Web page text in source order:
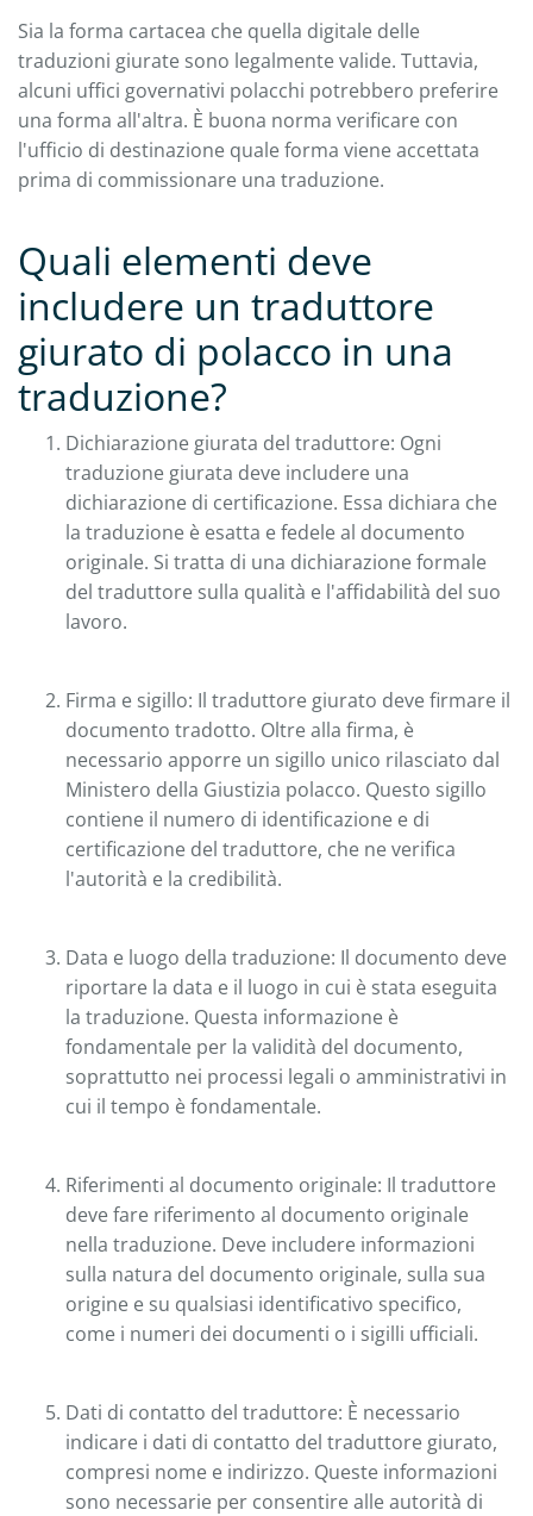
Sia la forma cartacea che quella digitale delle
traduzioni giurate sono legalmente valide. Tuttavia,
alcuni uffici governativi polacchi potrebbero preferire
una forma all'altra. È buona norma verificare con
l'ufficio di destinazione quale forma viene accettata
prima di commissionare una traduzione.
Quali elementi deve
includere un traduttore
giurato di polacco in una
traduzione?
Dichiarazione giurata del traduttore: Ogni
traduzione giurata deve includere una
dichiarazione di certificazione. Essa dichiara che
la traduzione è esatta e fedele al documento
originale. Si tratta di una dichiarazione formale
del traduttore sulla qualità e l'affidabilità del suo
lavoro.
Firma e sigillo: Il traduttore giurato deve firmare il
documento tradotto. Oltre alla firma, è
necessario apporre un sigillo unico rilasciato dal
Ministero della Giustizia polacco. Questo sigillo
contiene il numero di identificazione e di
certificazione del traduttore, che ne verifica
l'autorità e la credibilità.
Data e luogo della traduzione: Il documento deve
riportare la data e il luogo in cui è stata eseguita
la traduzione. Questa informazione è
fondamentale per la validità del documento,
soprattutto nei processi legali o amministrativi in
cui il tempo è fondamentale.
Riferimenti al documento originale: Il traduttore
deve fare riferimento al documento originale
nella traduzione. Deve includere informazioni
sulla natura del documento originale, sulla sua
origine e su qualsiasi identificativo specifico,
come i numeri dei documenti o i sigilli ufficiali.
Dati di contatto del traduttore: È necessario
indicare i dati di contatto del traduttore giurato,
compresi nome e indirizzo. Queste informazioni
sono necessarie per consentire alle autorità di